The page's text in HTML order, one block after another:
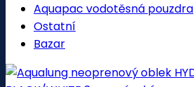
Aquapac vodotěsná pouzdra
Ostatní
Bazar